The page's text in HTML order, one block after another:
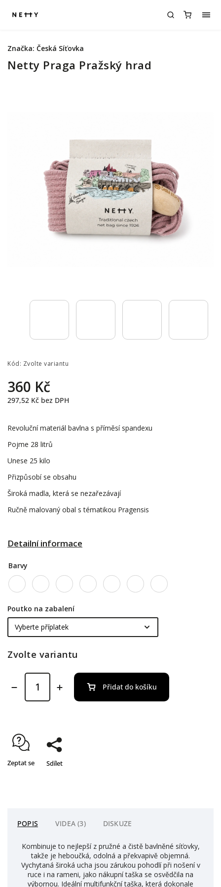
Netty Praga Pražský hrad
Kód: Zvolte variantu
360 Kč
297,52 Kč bez DPH
Revoluční materiál bavlna s příměsí spandexu
Pojme 28 litrů
Unese 25 kilo
Přizpůsobí se obsahu
Široká madla, která se nezařezávají
Ručně malovaný obal s tématikou Pragensis
Detailní informace
Značka: Česká Síťovka
Barvy
Poutko na zabalení
Zvolte variantu
Přidat do košíku
Zeptat se Sdílet
POPIS VIDEA (3) DISKUZE
Kombinuje to nejlepší z pružné a čistě bavlněné síťovky,
takže je heboučká, odolná a překvapivě objemná.
Vychytaná široká ucha jsou zárukou pohodlí při nošení v
ruce i na rameni, jako nákupní taška se osvědčila na
výbornou. Ideální multifunkční taška, která dokonale